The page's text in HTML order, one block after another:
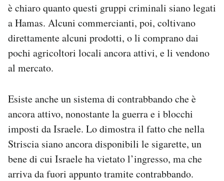
è chiaro quanto questi gruppi criminali siano legati
a Hamas. Alcuni commercianti, poi, coltivano
direttamente alcuni prodotti, o li comprano dai
pochi agricoltori locali ancora attivi, e li vendono
al mercato.
Esiste anche un sistema di contrabbando che è
ancora attivo, nonostante la guerra e i blocchi
imposti da Israele. Lo dimostra il fatto che nella
Striscia siano ancora disponibili le sigarette, un
bene di cui Israele ha vietato l’ingresso, ma che
arriva da fuori appunto tramite contrabbando.